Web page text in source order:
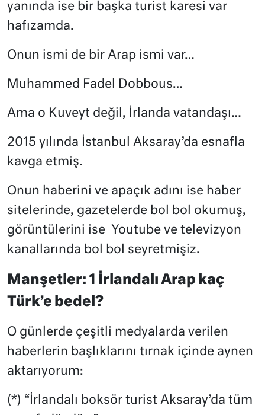
yanında ise bir başka turist karesi var
hafızamda.
Onun ismi de bir Arap ismi var…
Muhammed Fadel Dobbous…
Ama o Kuveyt değil, İrlanda vatandaşı…
2015 yılında İstanbul Aksaray’da esnafla
kavga etmiş.
Onun haberini ve apaçık adını ise haber
sitelerinde, gazetelerde bol bol okumuş,
görüntülerini ise Youtube ve televizyon
kanallarında bol bol seyretmişiz.
Manşetler: 1 İrlandalı Arap kaç
Türk’e bedel?
O günlerde çeşitli medyalarda verilen
haberlerin başlıklarını tırnak içinde aynen
aktarıyorum:
(*) “İrlandalı boksör turist Aksaray’da tüm